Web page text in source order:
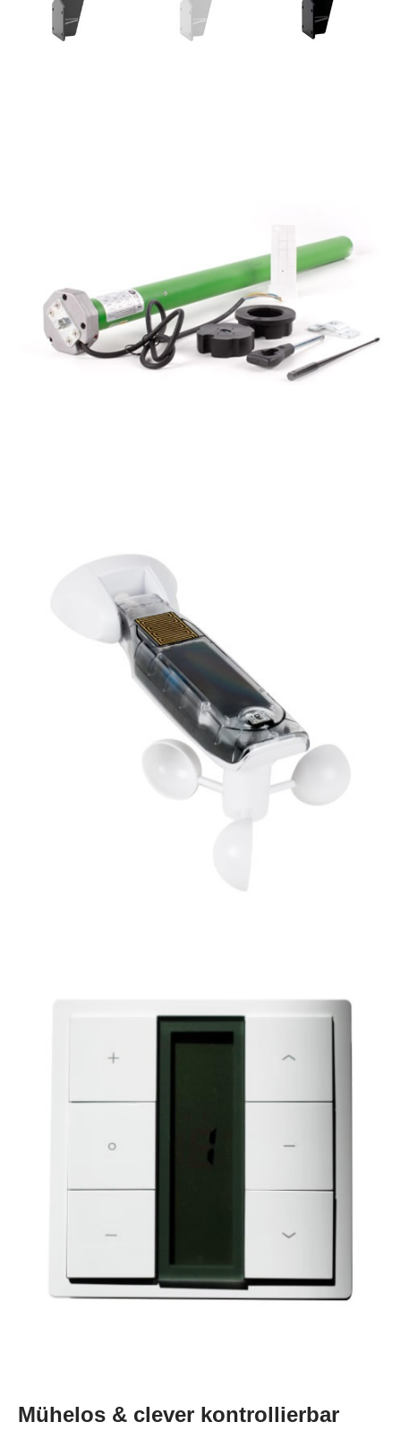
Mühelos & clever kontrollierbar